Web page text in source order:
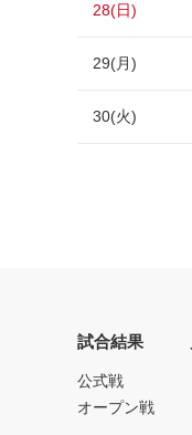
28(日)
29(月)
30(火)
試合結果
公式戦
オープン戦